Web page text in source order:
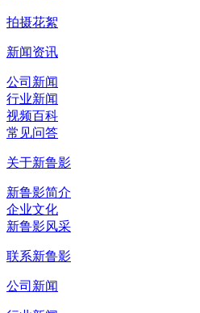
拍摄花絮
新闻资讯
公司新闻
行业新闻
视频百科
常见问答
关于新鲁影
新鲁影简介
企业文化
新鲁影风采
联系新鲁影
公司新闻